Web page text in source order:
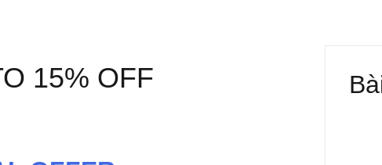
15% OFF